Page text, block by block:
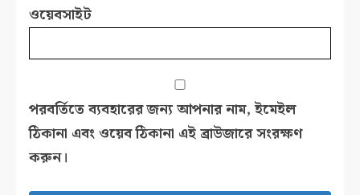
ওয়েবসাইট
পরবর্তিতে ব্যবহারের জন্য আপনার নাম, ইমেইল
ঠিকানা এবং ওয়েব ঠিকানা এই ব্রাউজারে সংরক্ষণ
করুন।